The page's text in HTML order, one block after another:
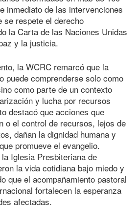
inmediato de las intervenciones
se respete el derecho
la Carta de las Naciones Unidas
y la justicia.
la WCRC remarcó que la
puede comprenderse solo como
como parte de un contexto
y lucha por recursos
destacó que acciones que
o el control de recursos, lejos de
dañan la dignidad humana y
promueve el evangelio.
Iglesia Presbiteriana de
la vida cotidiana bajo miedo y
que el acompañamiento pastoral
fortalecen la esperanza
afectadas.